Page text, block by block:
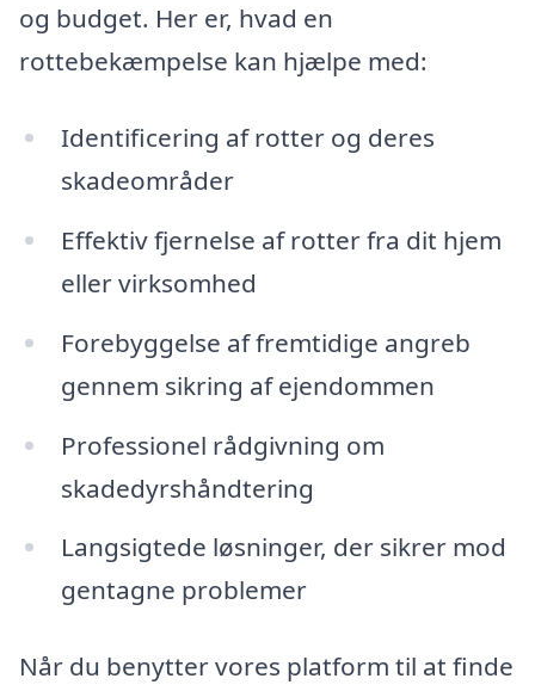
og budget. Her er, hvad en
rottebekæmpelse kan hjælpe med:
Identificering af rotter og deres
skadeområder
Effektiv fjernelse af rotter fra dit hjem
eller virksomhed
Forebyggelse af fremtidige angreb
gennem sikring af ejendommen
Professionel rådgivning om
skadedyrshåndtering
Langsigtede løsninger, der sikrer mod
gentagne problemer
Når du benytter vores platform til at finde